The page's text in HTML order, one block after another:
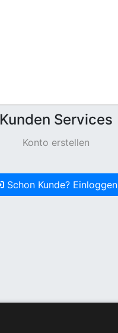
Kunden Services
Konto erstellen
Schon Kunde? Einloggen